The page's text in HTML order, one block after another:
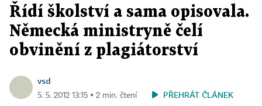
Řídí školství a sama opisovala.
Německá ministryně čelí
obvinění z plagiátorství
vsd
5. 5. 2012 13:15 ▪ 2 min. čtení PŘEHRÁT ČLÁNEK